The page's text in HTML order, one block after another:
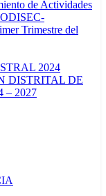
de Actividades
Trimestre del
2024
DISTRITAL DE
– 2027